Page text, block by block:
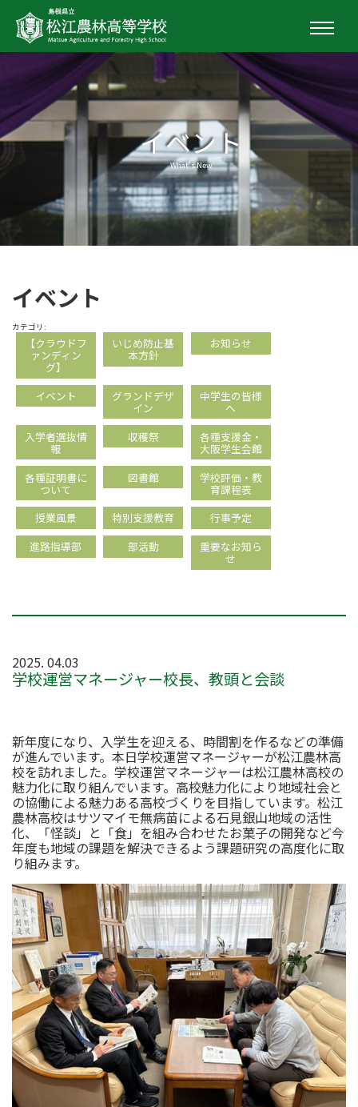
イベント
What's New
イベント
カテゴリ:
【クラウドフ
ァンディン
グ】
いじめ防止基
本方針
お知らせ
イベント グランドデザ
イン
中学生の皆様
へ
入学者選抜情
報
収穫祭 各種支援金・
大阪学生会館
各種証明書に
ついて
図書館 学校評価・教
育課程表
授業風景
特別支援教育
行事予定
進路指導部
部活動 重要なお知ら
せ
2025. 04.03
学校運営マネージャー校長、教頭と会談
新年度になり、入学生を迎える、時間割を作るなどの準備
が進んでいます。本日学校運営マネージャーが松江農林高
校を訪れました。学校運営マネージャーは松江農林高校の
魅力化に取り組んでいます。高校魅力化により地域社会と
の協働による魅力ある高校づくりを目指しています。松江
農林高校はサツマイモ無病苗による石見銀山地域の活性
化、「怪談」と「食」を組み合わせたお菓子の開発など今
年度も地域の課題を解決できるよう課題研究の高度化に取
り組みます。